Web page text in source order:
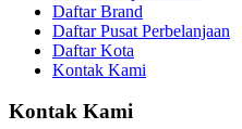
Daftar Brand
Daftar Pusat Perbelanjaan
Daftar Kota
Kontak Kami
Kontak Kami